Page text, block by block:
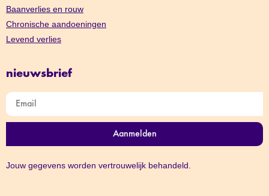
Baanverlies en rouw
Chronische aandoeningen
Levend verlies
nieuwsbrief
Aanmelden
Jouw gegevens worden vertrouwelijk behandeld.